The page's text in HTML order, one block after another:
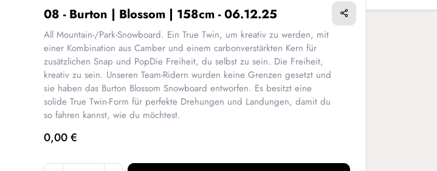
08 - Burton | Blossom | 158cm - 06.12.25
All Mountain-/Park-Snowboard. Ein True Twin, um kreativ zu werden, mit
einer Kombination aus Camber und einem carbonverstärkten Kern für
zusätzlichen Snap und PopDie Freiheit, du selbst zu sein. Die Freiheit,
kreativ zu sein. Unseren Team-Ridern wurden keine Grenzen gesetzt und
sie haben das Burton Blossom Snowboard entworfen. Es besitzt eine
solide True Twin-Form für perfekte Drehungen und Landungen, damit du
so fahren kannst, wie du möchtest.
0,00€